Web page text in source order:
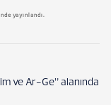
yayınlandı.
ve Ar-Ge” alanında